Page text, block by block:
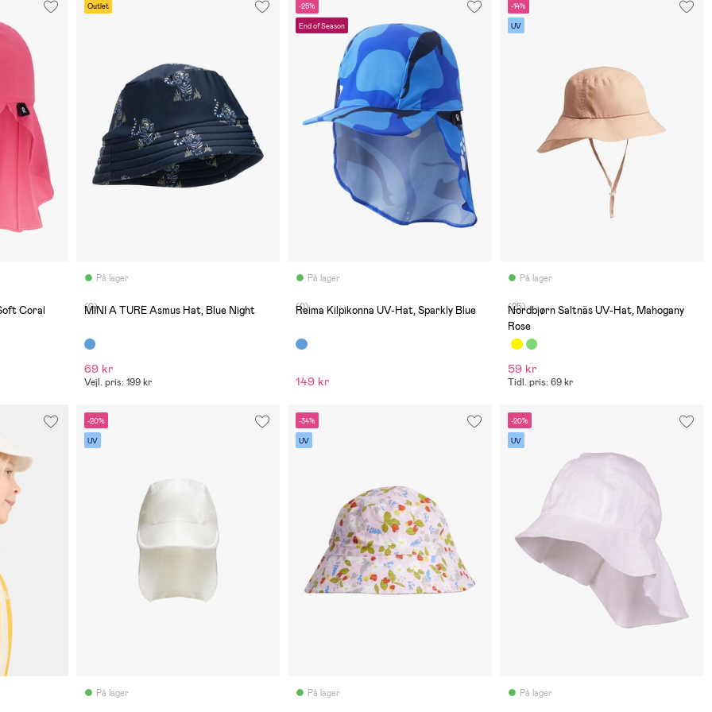
Coral
Outlet
På lager
(0)
MINI A TURE Asmus Hat, Blue Night
69 kr
Vejl. pris: 199 kr
-25%
End of Season
På lager
(0)
Reima Kilpikonna UV-Hat, Sparkly Blue
149 kr
-14%
UV
På lager
(25)
Nordbjørn Saltnäs UV-Hat, Mahogany
Rose
59 kr
Tidl. pris: 69 kr
-20%
UV
På lager
-34%
UV
På lager
-20%
UV
På lager